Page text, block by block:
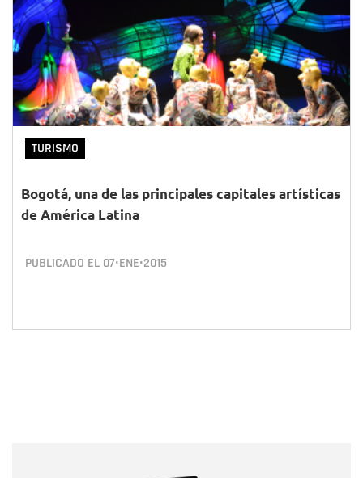
TURISMO
Bogotá, una de las principales capitales artísticas
de América Latina
PUBLICADO EL 07•ENE•2015